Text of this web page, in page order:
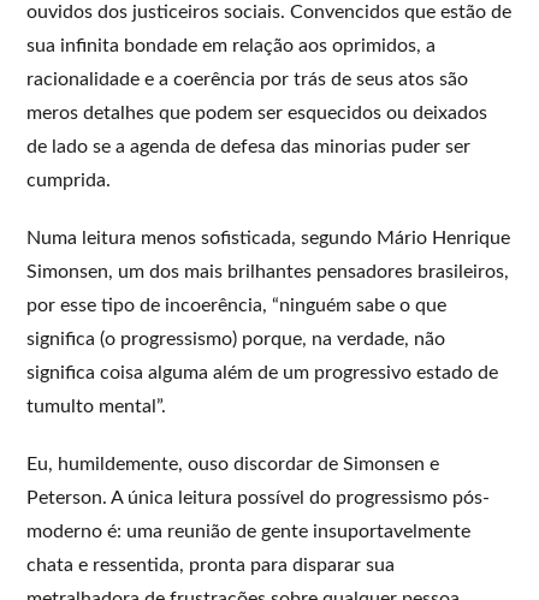
ouvidos dos justiceiros sociais. Convencidos que estão de
sua infinita bondade em relação aos oprimidos, a
racionalidade e a coerência por trás de seus atos são
meros detalhes que podem ser esquecidos ou deixados
de lado se a agenda de defesa das minorias puder ser
cumprida.
Numa leitura menos sofisticada, segundo Mário Henrique
Simonsen, um dos mais brilhantes pensadores brasileiros,
por esse tipo de incoerência, “ninguém sabe o que
significa (o progressismo) porque, na verdade, não
significa coisa alguma além de um progressivo estado de
tumulto mental”.
Eu, humildemente, ouso discordar de Simonsen e
Peterson. A única leitura possível do progressismo pós-
moderno é: uma reunião de gente insuportavelmente
chata e ressentida, pronta para disparar sua